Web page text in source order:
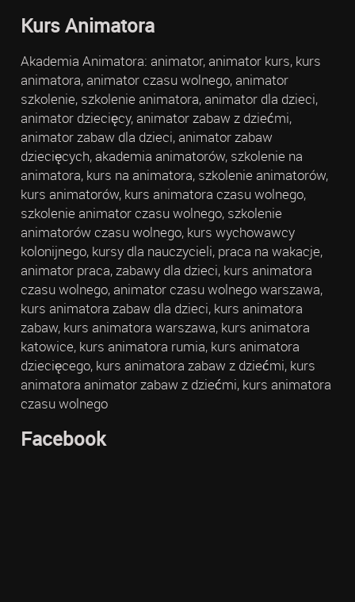
Kurs Animatora
Akademia Animatora: animator, animator kurs, kurs
animatora, animator czasu wolnego, animator
szkolenie, szkolenie animatora, animator dla dzieci,
animator dziecięcy, animator zabaw z dziećmi,
animator zabaw dla dzieci, animator zabaw
dziecięcych, akademia animatorów, szkolenie na
animatora, kurs na animatora, szkolenie animatorów,
kurs animatorów, kurs animatora czasu wolnego,
szkolenie animator czasu wolnego, szkolenie
animatorów czasu wolnego, kurs wychowawcy
kolonijnego, kursy dla nauczycieli, praca na wakacje,
animator praca, zabawy dla dzieci, kurs animatora
czasu wolnego, animator czasu wolnego warszawa,
kurs animatora zabaw dla dzieci, kurs animatora
zabaw, kurs animatora warszawa, kurs animatora
katowice, kurs animatora rumia, kurs animatora
dziecięcego, kurs animatora zabaw z dziećmi, kurs
animatora animator zabaw z dziećmi, kurs animatora
czasu wolnego
Facebook